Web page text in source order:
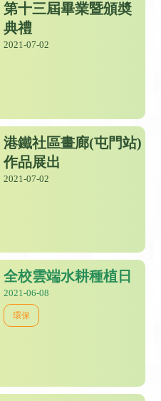
第十三屆畢業暨頒奬
典禮
2021-07-02
港鐵社區畫廊(屯門站)
作品展出
2021-07-02
全校雲端水耕種植日
2021-06-08
環保